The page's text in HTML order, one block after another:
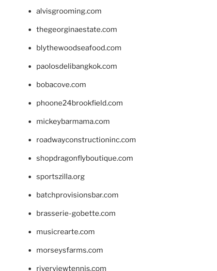
alvisgrooming.com
thegeorginaestate.com
blythewoodseafood.com
paolosdelibangkok.com
bobacove.com
phoone24brookfield.com
mickeybarmama.com
roadwayconstructioninc.com
shopdragonflyboutique.com
sportszilla.org
batchprovisionsbar.com
brasserie-gobette.com
musicrearte.com
morseysfarms.com
riverviewtennis.com